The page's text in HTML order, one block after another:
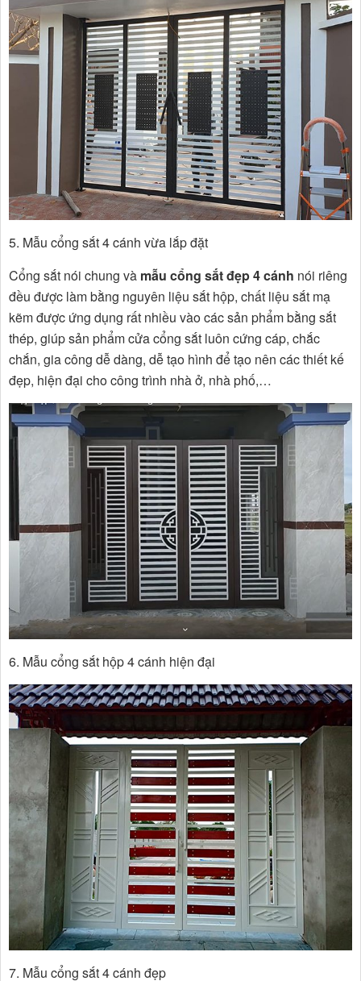
5. Mẫu cổng sắt 4 cánh vừa lắp đặt
Cổng sắt nói chung và mẫu cổng sắt đẹp 4 cánh nói riêng
đều được làm bằng nguyên liệu sắt hộp, chất liệu sắt mạ
kẽm được ứng dụng rất nhiều vào các sản phẩm bằng sắt
thép, giúp sản phẩm cửa cổng sắt luôn cứng cáp, chắc
chắn, gia công dễ dàng, dễ tạo hình để tạo nên các thiết kế
đẹp, hiện đại cho công trình nhà ở, nhà phố,…
6. Mẫu cổng sắt hộp 4 cánh hiện đại
7. Mẫu cổng sắt 4 cánh đẹp